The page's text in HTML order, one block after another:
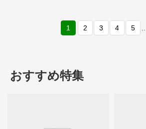
1 2 3 4 5
おすすめ特集